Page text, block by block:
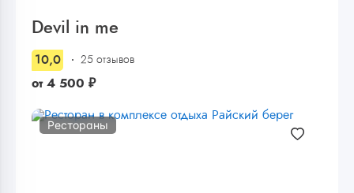
Devil in me
10,0 25 отзывов
от 4 500 ₽
Рестораны